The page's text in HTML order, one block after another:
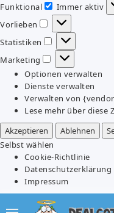
Funktional
Funktional
Immer aktiv
Vorlieben
Vorlieben
Statistiken
Statistiken
Marketing
Marketing
Optionen verwalten
Dienste verwalten
Verwalten von
Lese mehr über diese
Akzeptieren
Ablehnen
Selbst wählen
Cookie-Richtlinie
Datenschutzerklärung
Impressum